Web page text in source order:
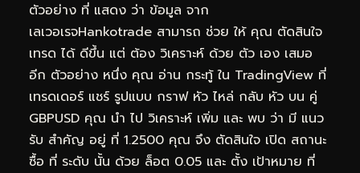
ตัวอย่าง ที่ แสดง ว่า ข้อมูล จาก
เลเวอเรจHankotrade สามารถ ช่วย ให้ คุณ ตัดสินใจ
เทรด ได้ ดีขึ้น แต่ ต้อง วิเคราะห์ ด้วย ตัว เอง เสมอ
อีก ตัวอย่าง หนึ่ง คุณ อ่าน กระทู้ ใน TradingView ที่
เทรดเดอร์ แชร์ รูปแบบ กราฟ หัว ไหล่ กลับ หัว บน คู่
GBPUSD คุณ นำ ไป วิเคราะห์ เพิ่ม และ พบ ว่า มี แนว
รับ สำคัญ อยู่ ที่ 1.2500 คุณ จึง ตัดสินใจ เปิด สถานะ
ซื้อ ที่ ระดับ นั้น ด้วย ล็อต 0.05 และ ตั้ง เป้าหมาย ที่